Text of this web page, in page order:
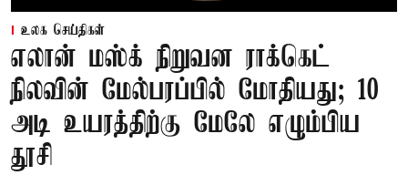
உலக செய்திகள்
எலான் மஸ்க் நிறுவன ராக்கெட்
நிலவின் மேல்பரப்பில் மோதியது; 10
அடி உயரத்திற்கு மேலே எழும்பிய
தூசி